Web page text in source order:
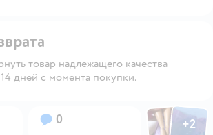
товар надлежащего качества
дней с момента покупки.
Вопросов:
0 ФотоФото
+2